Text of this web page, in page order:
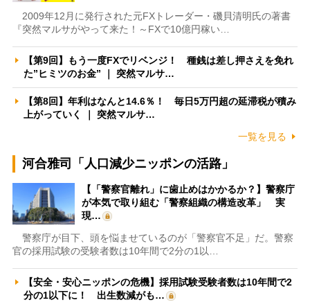
2009年12月に発行された元FXトレーダー・磯貝清明氏の著書
『突然マルサがやって来た！～FXで10億円稼い…
【第9回】もう一度FXでリベンジ！ 種銭は差し押さえを免れ
た”ヒミツのお金” ｜ 突然マルサ…
【第8回】年利はなんと14.6％！ 毎日5万円超の延滞税が積み
上がっていく ｜ 突然マルサ…
一覧を見る
河合雅司「人口減少ニッポンの活路」
【「警察官離れ」に歯止めはかかるか？】警察庁
が本気で取り組む「警察組織の構造改革」 実
現…
警察庁が目下、頭を悩ませているのが「警察官不足」だ。警察
官の採用試験の受験者数は10年間で2分の1以…
【安全・安心ニッポンの危機】採用試験受験者数は10年間で2
分の1以下に！ 出生数減がも…